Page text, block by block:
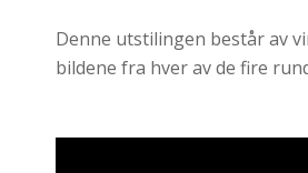
Denne utstilingen består av
bildene fra hver av de fire